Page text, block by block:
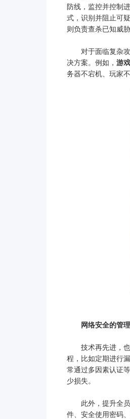
防线，监控并控制
式，识别并阻止可
则负责查杀已知威胁
对于面临复杂攻
决方案。例如， 游
务器不宕机、玩家
网络安全的管
技术再先进，也
程，比如定期进行
常通过多因素认证
少损失。
此外，提升全员
件、安全使用密码